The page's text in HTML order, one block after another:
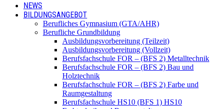
NEWS
BILDUNGSANGEBOT
Berufliches Gymnasium (GTA/AHR)
Berufliche Grundbildung
Ausbildungsvorbereitung (Teilzeit)
Ausbildungsvorbereitung (Vollzeit)
Berufsfachschule FOR – (BFS 2) Metalltechnik
Berufsfachschule FOR – (BFS 2) Bau und
Holztechnik
Berufsfachschule FOR – (BFS 2) Farbe und
Raumgestaltung
Berufsfachschule HS10 (BFS 1) HS10